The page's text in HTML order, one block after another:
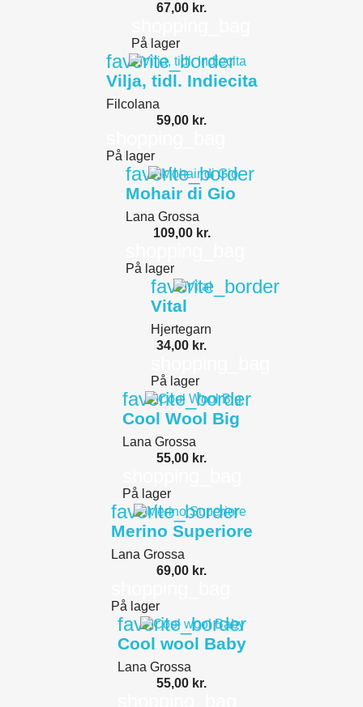
67,00 kr.
På lager
favorite_border
Vilja, tidl. Indiecita
Filcolana
59,00 kr.
På lager
favorite_border
Mohair di Gio
Lana Grossa
109,00 kr.
På lager
favorite_border
Vital
Hjertegarn
34,00 kr.
På lager
favorite_border
Cool Wool Big
Lana Grossa
55,00 kr.
På lager
favorite_border
Merino Superiore
Lana Grossa
69,00 kr.
På lager
favorite_border
Cool wool Baby
Lana Grossa
55,00 kr.